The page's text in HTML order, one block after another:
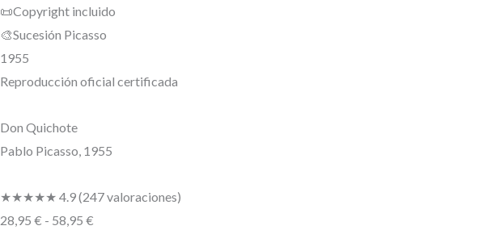
📜Copyright incluido
🎨Sucesión Picasso
1955
Reproducción oficial certificada
Don Quichote
Pablo Picasso, 1955
★★★★★ 4.9(247 valoraciones)
28,95 € - 58,95 €